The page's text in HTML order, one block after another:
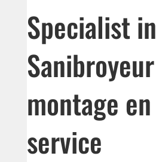
Specialist in
Sanibroyeur
montage en
service